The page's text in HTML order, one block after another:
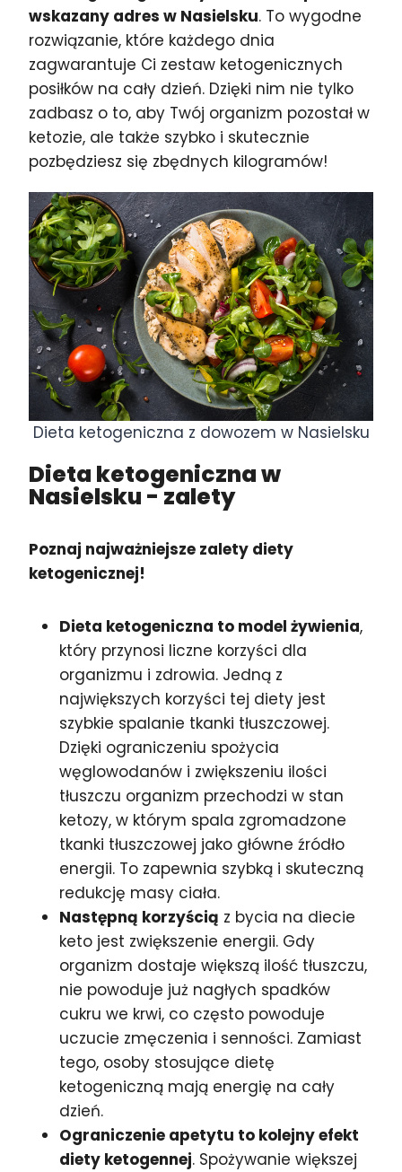
wskazany adres w Nasielsku. To wygodne
rozwiązanie, które każdego dnia
zagwarantuje Ci zestaw ketogenicznych
posiłków na cały dzień. Dzięki nim nie tylko
zadbasz o to, aby Twój organizm pozostał w
ketozie, ale także szybko i skutecznie
pozbędziesz się zbędnych kilogramów!
Dieta ketogeniczna z dowozem w Nasielsku
Dieta ketogeniczna w
Nasielsku - zalety
Poznaj najważniejsze zalety diety
ketogenicznej!
Dieta ketogeniczna to model żywienia,
który przynosi liczne korzyści dla
organizmu i zdrowia. Jedną z
największych korzyści tej diety jest
szybkie spalanie tkanki tłuszczowej.
Dzięki ograniczeniu spożycia
węglowodanów i zwiększeniu ilości
tłuszczu organizm przechodzi w stan
ketozy, w którym spala zgromadzone
tkanki tłuszczowej jako główne źródło
energii. To zapewnia szybką i skuteczną
redukcję masy ciała.
Następną korzyścią z bycia na diecie
keto jest zwiększenie energii. Gdy
organizm dostaje większą ilość tłuszczu,
nie powoduje już nagłych spadków
cukru we krwi, co często powoduje
uczucie zmęczenia i senności. Zamiast
tego, osoby stosujące dietę
ketogeniczną mają energię na cały
dzień.
Ograniczenie apetytu to kolejny efekt
diety ketogennej. Spożywanie większej